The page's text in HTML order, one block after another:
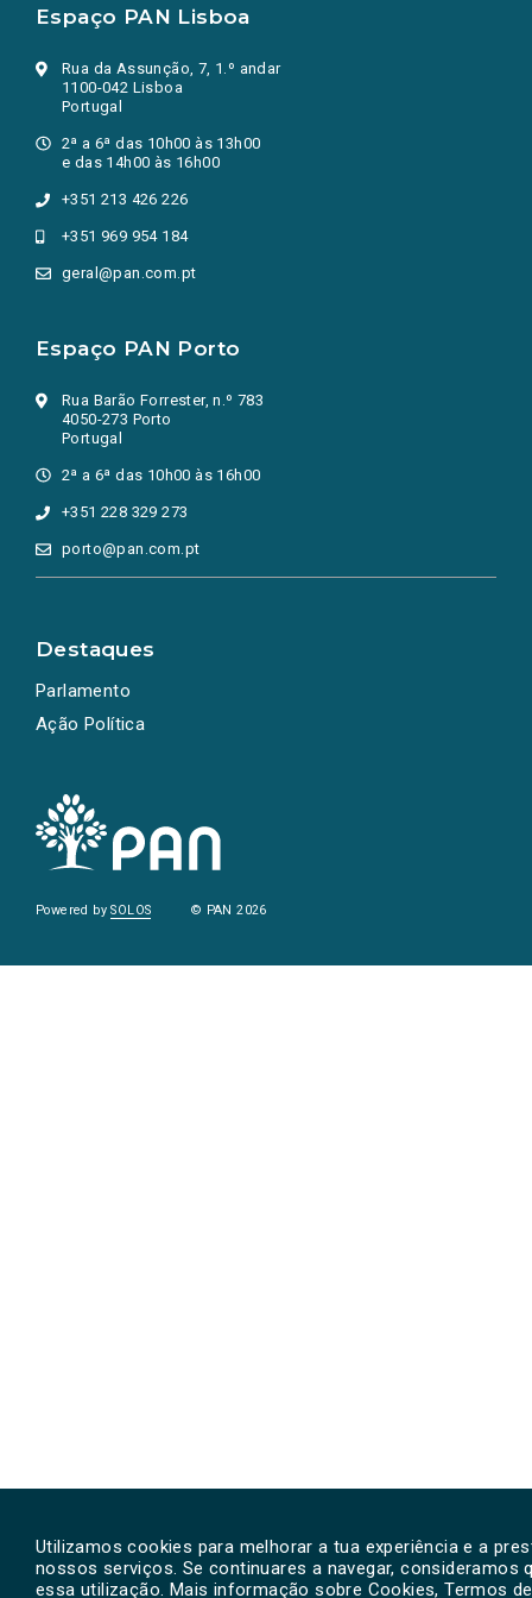
Utilizamos cookies para melhorar a tua experiência e a
nossos serviços. Se continuares a navegar, consideramos
essa utilização. Mais informação sobre Cookies, Termos
Espaço PAN Lisboa
Rua da Assunção, 7, 1.º andar
1100-042 Lisboa
Portugal
2ª a 6ª das 10h00 às 13h00
e das 14h00 às 16h00
+351 213 426 226
+351 969 954 184
geral@pan.com.pt
Espaço PAN Porto
Rua Barão Forrester, n.º 783
4050-273 Porto
Portugal
2ª a 6ª das 10h00 às 16h00
+351 228 329 273
porto@pan.com.pt
Destaques
Parlamento
Ação Política
Powered bySOLOS © PAN 2026